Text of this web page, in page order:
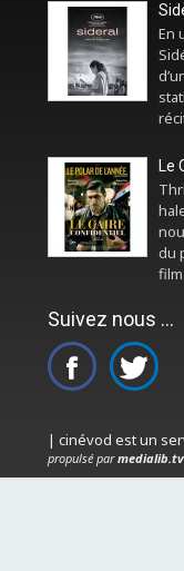
En
Le
du
Suivez nous ...
| cinévod est un
propulsé parmedialib.tv